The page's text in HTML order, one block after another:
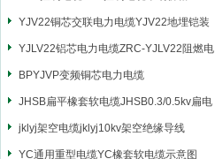
YJV22铜芯交联电力电缆YJV22地埋铠装
电源电缆
YJLV22铝芯电力电缆ZRC-YJLV22阻燃电
力电缆
BPYJVP变频铜芯电力电缆
JHSB扁平橡套软电缆JHSB0.3/0.5kv扁电
缆
jklyj架空电缆jklyj10kv架空绝缘导线
YC通用重型电缆YC橡套软电缆示意图